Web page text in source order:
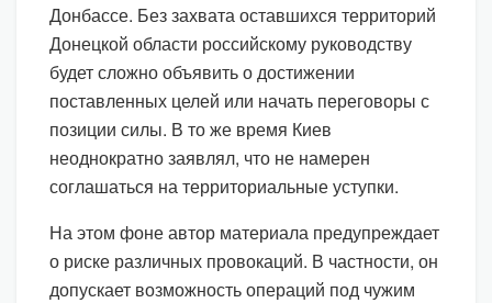
Донбассе. Без захвата оставшихся территорий
Донецкой области российскому руководству
будет сложно объявить о достижении
поставленных целей или начать переговоры с
позиции силы. В то же время Киев
неоднократно заявлял, что не намерен
соглашаться на территориальные уступки.
На этом фоне автор материала предупреждает
о риске различных провокаций. В частности, он
допускает возможность операций под чужим